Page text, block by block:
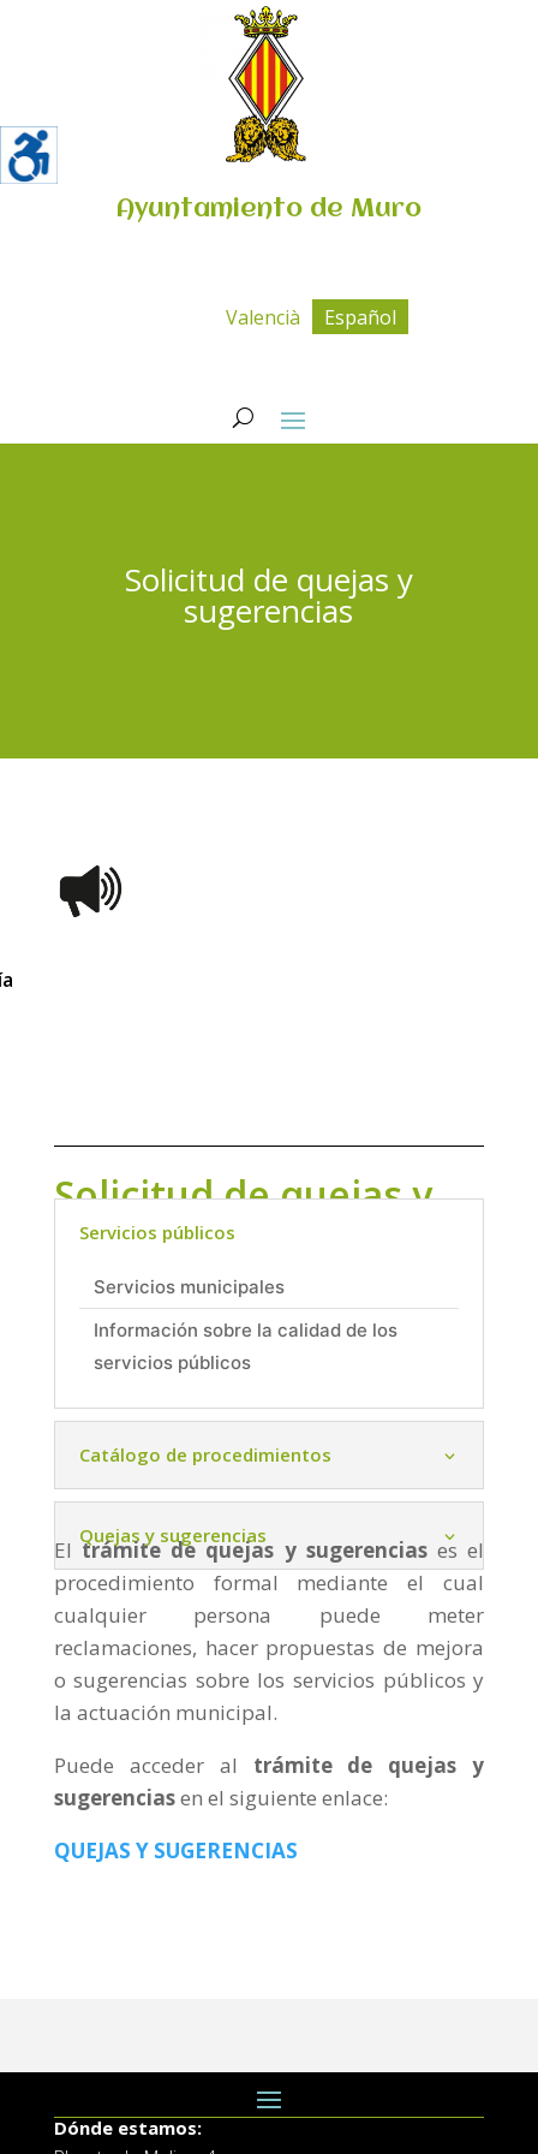
Ayuntamiento de Muro
Valencià Español
Solicitud de quejas y
sugerencias
Solicitud de quejas y
sugerencias
Servicios públicos
Servicios municipales
Información sobre la calidad de los
servicios públicos
Catálogo de procedimientos
Quejas y sugerencias
El trámite de quejas y sugerencias es el
procedimiento formal mediante el cual
cualquier persona puede meter
reclamaciones, hacer propuestas de mejora
o sugerencias sobre los servicios públicos y
la actuación municipal.
Puede acceder al
trámite de quejas y
sugerenciasen el siguiente enlace:
QUEJAS Y SUGERENCIAS
Dónde estamos: